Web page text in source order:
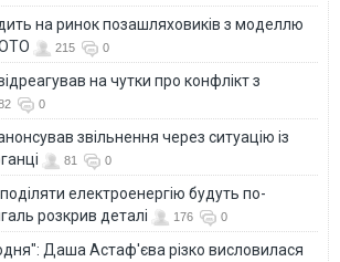
на ринок позашляховиків з моделлю
215 0
на чутки про конфлікт з
0
звільнення через ситуацію із
81 0
електроенергію будуть по-
розкрив деталі
176 0
Даша Астаф'єва різко висловилася